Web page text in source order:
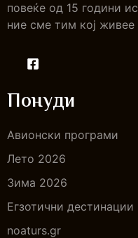
повеќе од 15 години
ние сме тим кој живее
Понуди
Авионски програми
Лето 2026
Зима 2026
Егзотични дестинации
noaturs.gr